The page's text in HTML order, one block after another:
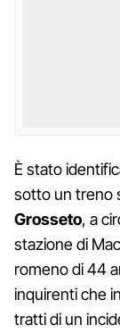
È stato
sotto un treno
Grosseto, a
stazione di
romeno di 44
inquirenti che
tratti di un